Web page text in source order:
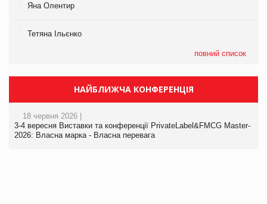
Яна Олентир
Тетяна Ільєнко
повний список
НАЙБЛИЖЧА КОНФЕРЕНЦІЯ
18 червня 2026 |
3-4 вересня Виставки та конференції PrivateLabel&FMCG Master-
2026: Власна марка - Власна перевага